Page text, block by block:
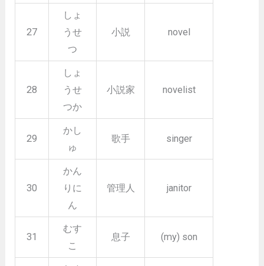
27
しょ
うせ
つ
小説 novel
28
しょ
うせ
つか
小説家 novelist
29
かし
ゅ
歌手 singer
30
かん
りに
ん
管理人 janitor
31
むす
こ
息子 (my) son